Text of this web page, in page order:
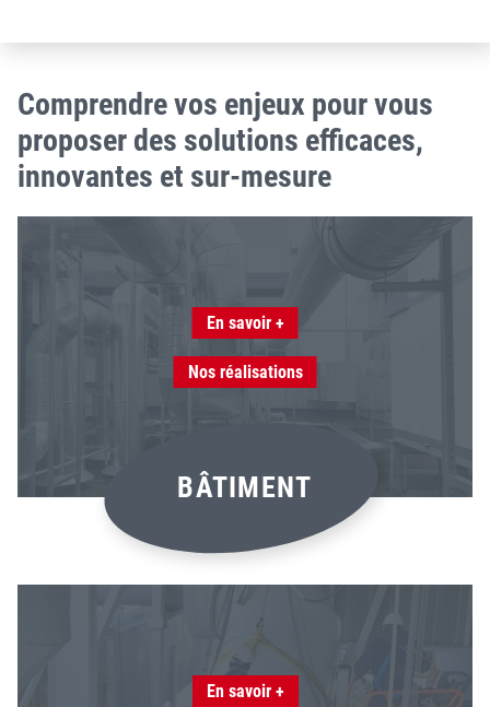
Comprendre vos enjeux pour vous
proposer des solutions efficaces,
innovantes et sur-mesure
En savoir +
Nos réalisations
BÂTIMENT
En savoir +